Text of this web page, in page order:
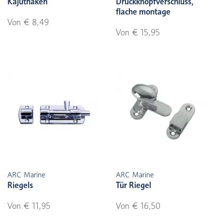
Von € 8,49
flache montage
Von € 15,95
ARC Marine
Riegels
Von € 11,95
ARC Marine
Tür Riegel
Von € 16,50